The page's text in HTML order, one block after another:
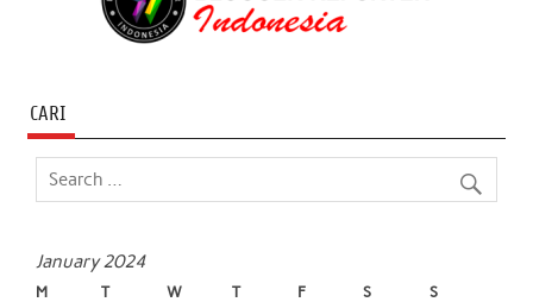
CARI
January 2024
M T W T F S S